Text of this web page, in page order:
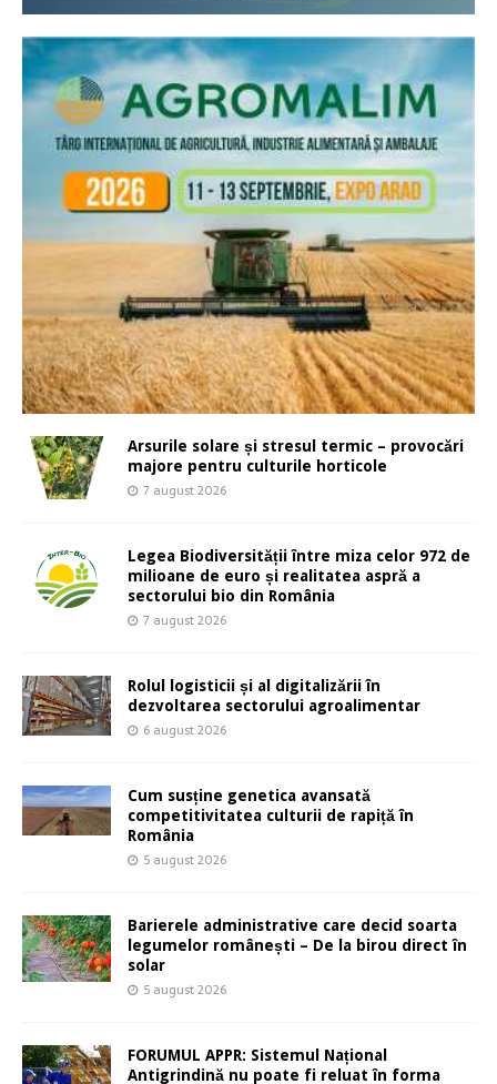
Arsurile solare și stresul termic – provocări
majore pentru culturile horticole
7 august 2026
Legea Biodiversității între miza celor 972 de
milioane de euro și realitatea aspră a
sectorului bio din România
7 august 2026
Rolul logisticii și al digitalizării în
dezvoltarea sectorului agroalimentar
6 august 2026
Cum susține genetica avansată
competitivitatea culturii de rapiță în
România
5 august 2026
Barierele administrative care decid soarta
legumelor românești – De la birou direct în
solar
5 august 2026
FORUMUL APPR: Sistemul Național
Antigrindină nu poate fi reluat în forma